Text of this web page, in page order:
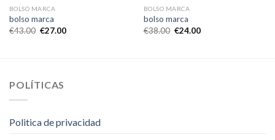
BOLSO MARCA
bolso marca
€43.00 €27.00
BOLSO MARCA
bolso marca
€38.00 €24.00
POLÍTICAS
Politica de privacidad